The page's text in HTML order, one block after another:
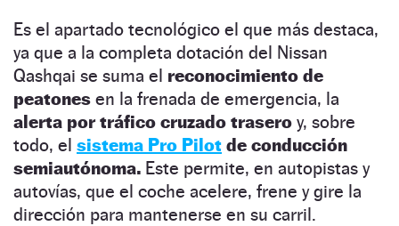
Es el apartado tecnológico el que más destaca,
ya que a la completa dotación del Nissan
Qashqai se suma el reconocimiento de
peatones en la frenada de emergencia, la
alerta por tráfico cruzado trasero y, sobre
todo, el sistema Pro Pilot de conducción
semiautónoma. Este permite, en autopistas y
autovías, que el coche acelere, frene y gire la
dirección para mantenerse en su carril.